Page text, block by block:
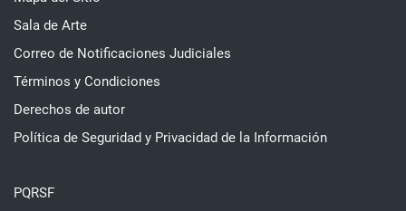
Sala de Arte
Correo de Notificaciones Judiciales
Términos y Condiciones
Derechos de autor
Política de Seguridad y Privacidad de la Información
PQRSF